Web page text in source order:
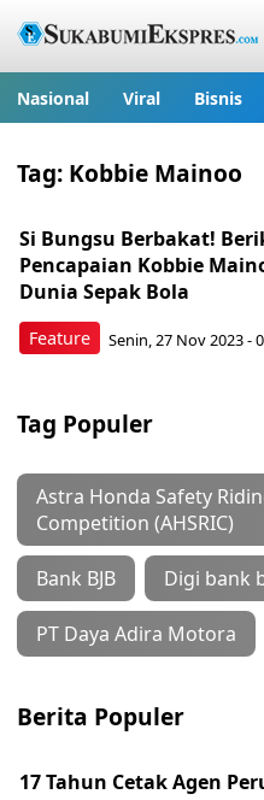
Nasional Viral Bisnis
Tag: Kobbie Mainoo
Feature
Si Bungsu Berbakat!
Pencapaian Kobbie
Dunia Sepak Bola
Senin, 27 Nov 2023 -
Tag Populer
Astra Honda Safety
Competition (AHSRIC)
Bank BJB Digi bank
PT Daya Adira Motora
Berita Populer
17 Tahun Cetak Agen